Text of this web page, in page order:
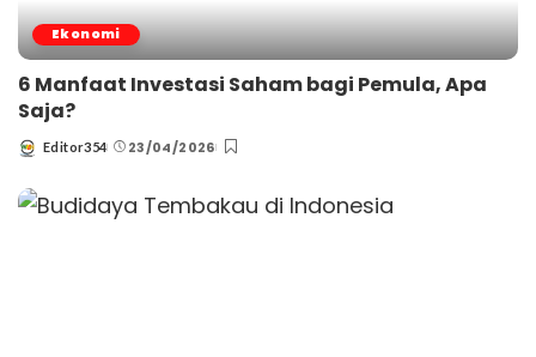
Ekonomi
6 Manfaat Investasi Saham bagi Pemula, Apa
Saja?
Posted
Editor354 23/04/2026